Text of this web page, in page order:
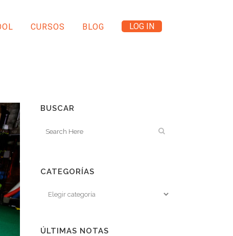
CURSOS BLOG LOG IN
BUSCAR
CATEGORÍAS
ÚLTIMAS NOTAS